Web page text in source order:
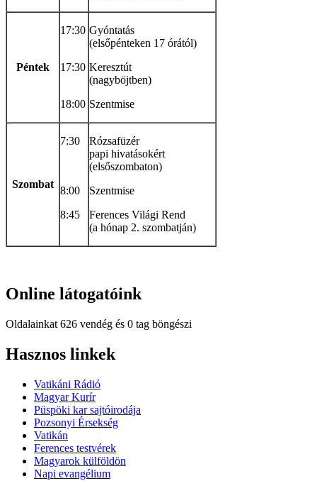
Péntek
17:30
17:30
18:00
Gyóntatás
(elsőpénteken 17 órától)
Keresztút
(nagyböjtben)
Szentmise
Szombat
7:30
8:00
8:45
Rózsafüzér
papi hivatásokért
(elsőszombaton)
Szentmise
Ferences Világi Rend
(a hónap 2. szombatján)
Online látogatóink
Oldalainkat 626 vendég és 0 tag böngészi
Hindi
Blue
سكس
سكس
مترجم
سكس
مصري
Hasznos linkek
Vatikáni Rádió
Magyar Kurír
Püspöki kar sajtóirodája
Pozsonyi Érsekség
Vatikán
Ferences testvérek
Magyarok külföldön
Napi evangélium